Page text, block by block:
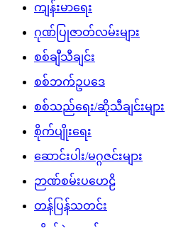
ကျန်းမာရေး
ဂုဏ်ပြုဇာတ်လမ်းများ
စစ်ချီသီချင်း
စစ်ဘက်ဥပဒေ
စစ်သည်ရေး/ဆိုသီချင်းများ
စိုက်ပျိုးရေး
ဆောင်းပါး/မဂ္ဂဇင်းများ
ဉာဏ်စမ်းပဟေဠိ
တန်ပြန်သတင်း